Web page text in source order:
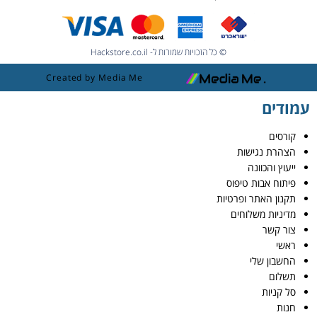
© כל הזכויות שמורות ל- Hackstore.co.il
Created by Media Me
עמודים
קורסים
הצהרת נגישות
ייעוץ והכוונה
פיתוח אבות טיפוס
תקנון האתר ופרטיות
מדיניות משלוחים
צור קשר
ראשי
החשבון שלי
תשלום
סל קניות
חנות